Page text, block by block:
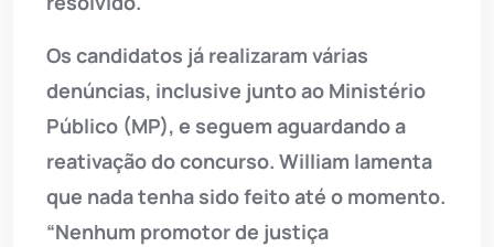
Os candidatos já realizaram várias
denúncias, inclusive junto ao Ministério
Público (MP), e seguem aguardando a
reativação do concurso. William lamenta
que nada tenha sido feito até o momento.
“Nenhum promotor de justiça